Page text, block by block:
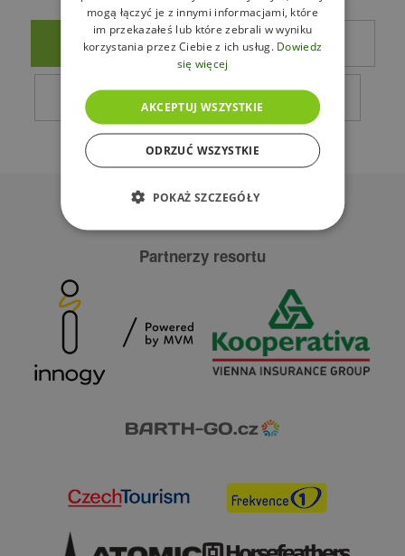
KUP BILETY GODZINY PRACY
CENNIKY MAPA RESORTU
Partnerzy resortu
mogą łączyć je z innymi informacjami, które
im przekazałeś lub które zebrali w wyniku
korzystania przez Ciebie z ich usług. Dowiedz
się więcej
AKCEPTUJ WSZYSTKIE
ODRZUĆ WSZYSTKIE
POKAŻ SZCZEGÓŁY